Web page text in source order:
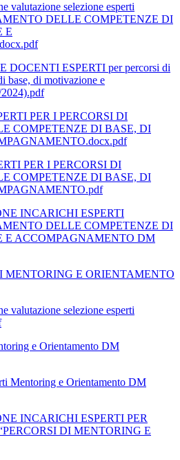
valutazione selezione esperti
DELLE COMPETENZE DI
E
ESPERTI per percorsi di
base, di motivazione e
PER I PERCORSI DI
COMPETENZE DI BASE, DI
PER I PERCORSI DI
COMPETENZE DI BASE, DI
INCARICHI ESPERTI
DELLE COMPETENZE DI
E ACCOMPAGNAMENTO DM
MENTORING E ORIENTAMENTO
valutazione selezione esperti
e Orientamento DM
Mentoring e Orientamento DM
INCARICHI ESPERTI PER
DI MENTORING E